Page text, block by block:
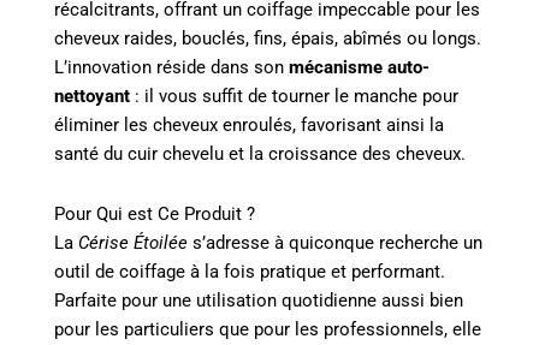
récalcitrants, offrant un coiffage impeccable pour les
cheveux raides, bouclés, fins, épais, abîmés ou longs.
L’innovation réside dans son mécanisme auto-
nettoyant : il vous suffit de tourner le manche pour
éliminer les cheveux enroulés, favorisant ainsi la
santé du cuir chevelu et la croissance des cheveux.
Pour Qui est Ce Produit ?
La Cérise Étoilée s’adresse à quiconque recherche un
outil de coiffage à la fois pratique et performant.
Parfaite pour une utilisation quotidienne aussi bien
pour les particuliers que pour les professionnels, elle